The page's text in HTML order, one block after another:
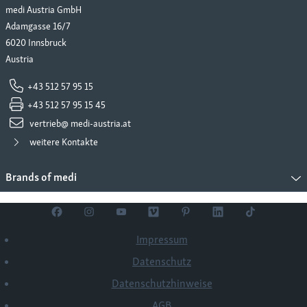
Instabile Frakturen oder Frakturen des proximalen Schien-
oder Wadenbeines
medi Austria GmbH
Adamgasse 16/7
6020 Innsbruck
Austria
+43 512 57 95 15
+43 512 57 95 15 45
vertrieb@ medi-austria.at
weitere Kontakte
Brands of medi
Impressum
Datenschutz
Datenschutzhinweise